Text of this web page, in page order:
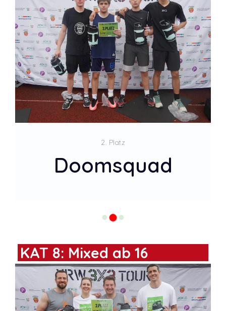
Doomsquad
2. Platz
KAT 8: Mixed ab 16